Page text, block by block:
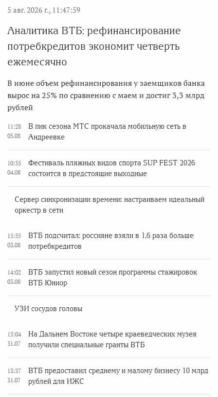
5 авг. 2026 г., 11:47:59
Аналитика ВТБ: рефинансирование
потребкредитов экономит четверть
ежемесячно
В июне объем рефинансирования у заемщиков банка
вырос на 25% по сравнению с маем и достиг 3,3 млрд
рублей
11:28
05.08
В пик сезона МТС прокачала мобильную сеть в
Андреевке
10:55
04.08
Фестиваль пляжных видов спорта SUP FEST 2026
состоится в предстоящие выходные
Сервер синхронизации времени: настраиваем идеальный
оркестр в сети
15:55
03.08
ВТБ подсчитал: россияне взяли в 1,6 раза больше
потребкредитов
14:02
03.08
ВТБ запустил новый сезон программы стажировок
ВТБ Юниор
УЗИ сосудов головы
15:04
31.07
На Дальнем Востоке четыре краеведческих музея
получили специальные гранты ВТБ
13:37
31.07
ВТБ предоставил среднему и малому бизнесу 10 млрд
рублей для ИЖС